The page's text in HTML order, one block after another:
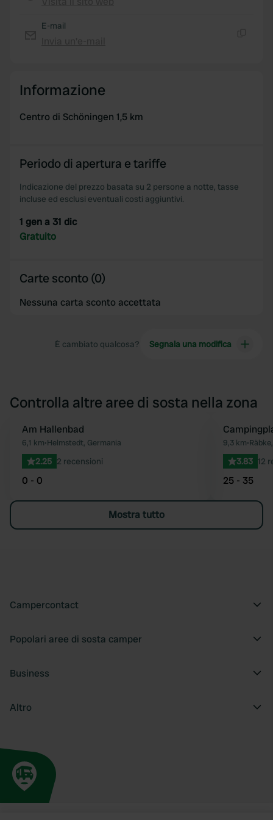
E-mail
Informazione
Centro di Schöningen 1,5 km
Periodo di apertura e tariffe
Indicazione del prezzo basata su 2 persone a notte, tasse
incluse ed esclusi eventuali costi aggiuntivi.
1 gen a 31 dic
Gratuito
Carte sconto (0)
Nessuna carta sconto accettata
È cambiato qualcosa? Segnala una modifica
Controlla altre aree di sosta nella zona
Preferito
Am Hallenbad
6,1 km•Helmstedt, Germania
2.25 2 recensioni
0 - 0
9,3 km•
3.83 12
25 - 35
Mostra tutto
Campercontact
Popolari aree di sosta camper
Business
Altro